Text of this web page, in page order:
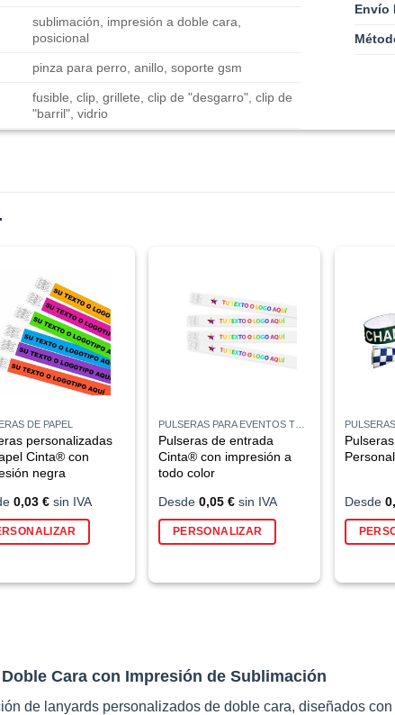
sublimación, impresión a doble cara,
posicional
pinza para perro, anillo, soporte gsm
fusible, clip, grillete, clip de "desgarro", clip de
"barril", vidrio
Envío
DE PAPEL
personalizadas
Cinta® con
negra
0,03 €sin IVA
Pulseras de entrada
Cinta® con impresión a
todo color
Desde0,05€ sin IVA
PERSONALIZAR
Desde
Cara con Impresión de Sublimación
de lanyards personalizados de doble cara, diseñados